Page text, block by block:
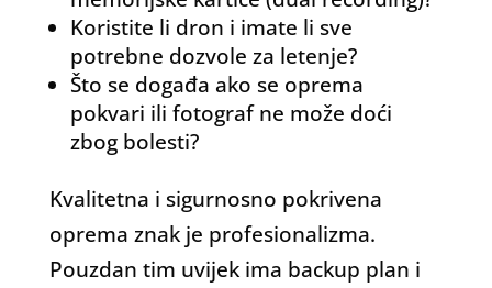
Koristite li dron i imate li sve
potrebne dozvole za letenje?
Što se događa ako se oprema
pokvari ili fotograf ne može doći
zbog bolesti?
Kvalitetna i sigurnosno pokrivena
oprema znak je profesionalizma.
Pouzdan tim uvijek ima backup plan i